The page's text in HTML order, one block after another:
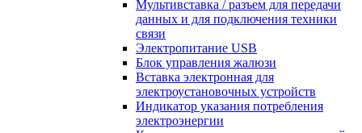
Мультивставка / разъем для передачи
данных и для подключения техники
связи
Электропитание USB
Блок управления жалюзи
Вставка электронная для
электроустановочных устройств
Индикатор указания потребления
электроэнергии